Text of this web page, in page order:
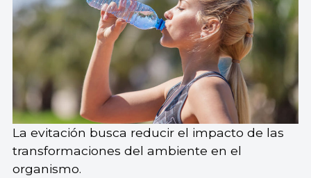
La evitación busca reducir el impacto de las
transformaciones del ambiente en el
organismo.